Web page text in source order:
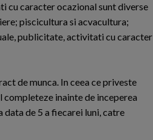
cu caracter ocazional sunt diverse
piscicultura si acvacultura;
publicitate, activitati cu caracter
de munca. In ceea ce priveste
inainte de inceperea
de 5 a fiecarei luni, catre